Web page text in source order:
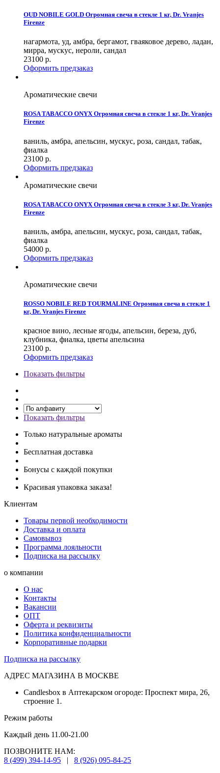
OUD NOBILE GOLD Огромная свеча в стекле 1 кг, Dr. Vranjes
Firenze
нагармота, уд, амбра, бергамот, гваяковое дерево, ладан,
мирра, мускус, нероли, сандал
23100 р.
Оформить предзаказ
Ароматические свечи
ROSA TABACCO ONYX Огромная свеча в стекле 1 кг, Dr. Vranjes
Firenze
ваниль, амбра, апельсин, мускус, роза, сандал, табак,
фиалка
23100 р.
Оформить предзаказ
Ароматические свечи
ROSA TABACCO ONYX Огромная свеча в стекле 3 кг, Dr. Vranjes
Firenze
ваниль, амбра, апельсин, мускус, роза, сандал, табак,
фиалка
54000 р.
Оформить предзаказ
Ароматические свечи
ROSSO NOBILE RED TOURMALINE Огромная свеча в стекле 1
кг, Dr. Vranjes Firenze
красное вино, лесные ягоды, апельсин, береза, дуб,
клубника, фиалка, цветы апельсина
23100 р.
Оформить предзаказ
Показать фильтры
Показать фильтры
Только натуральные ароматы
Бесплатная доставка
Бонусы с каждой покупки
Красивая упаковка заказа!
Клиентам
Товары первой необходимости
Доставка и оплата
Самовывоз
Программа лояльности
Подписка на рассылку
о компании
О нас
Контакты
Вакансии
ОПТ
Оферта и реквизиты
Политика конфиденциальности
Корпоративные подарки
Подписка на рассылку
АДРЕС МАГАЗИНА В МОСКВЕ
Candlesbox в Аптекарском огороде: Проспект мира, 26,
строение 1.
Режим работы
Каждый день 11.00-21.00
ПОЗВОНИТЕ НАМ:
8 (499) 394-14-95
| 8 (926) 095-84-25